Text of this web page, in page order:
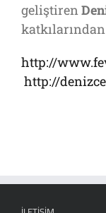
geliştiren
http://
http://